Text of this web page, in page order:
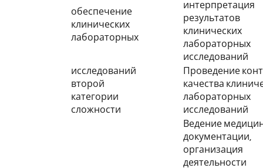
обеспечение
клинических
лабораторных
интерпретация
результатов
клинических
лабораторных
исследований
исследований
второй
категории
сложности
Проведение
качества
лабораторных
исследований
Ведение
документации,
организация
деятельности